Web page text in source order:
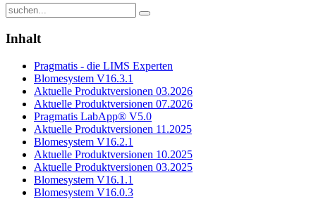
Inhalt
Pragmatis - die LIMS Experten
Blomesystem V16.3.1
Aktuelle Produktversionen 03.2026
Aktuelle Produktversionen 07.2026
Pragmatis LabApp® V5.0
Aktuelle Produktversionen 11.2025
Blomesystem V16.2.1
Aktuelle Produktversionen 10.2025
Aktuelle Produktversionen 03.2025
Blomesystem V16.1.1
Blomesystem V16.0.3